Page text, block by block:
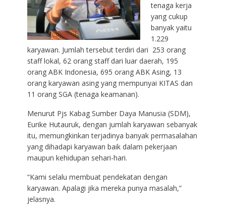
tenaga kerja
yang cukup
banyak yaitu
1.229
karyawan. Jumlah tersebut terdiri dari 253 orang
staff lokal, 62 orang staff dari luar daerah, 195
orang ABK Indonesia, 695 orang ABK Asing, 13
orang karyawan asing yang mempunyai KITAS dan
11 orang SGA (tenaga keamanan).
Menurut Pjs Kabag Sumber Daya Manusia (SDM),
Eurike Hutauruk, dengan jumlah karyawan sebanyak
itu, memungkinkan terjadinya banyak permasalahan
yang dihadapi karyawan baik dalam pekerjaan
maupun kehidupan sehari-hari.
“Kami selalu membuat pendekatan dengan
karyawan. Apalagi jika mereka punya masalah,”
jelasnya.